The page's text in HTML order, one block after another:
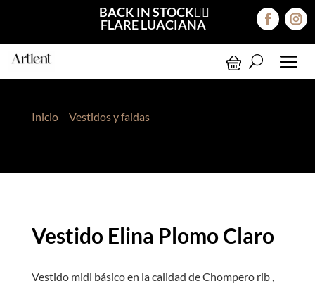
BACK IN STOCK❤️‍🔥
FLARE LUACIANA
Inicio> Vestidos y faldas> Vestido Elina Plomo
Vestido Elina Plomo Claro
Vestido midi básico en la calidad de Chompero rib ,